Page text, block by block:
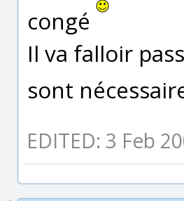
congé
Il va falloir
sont
EDITED: 3 Feb